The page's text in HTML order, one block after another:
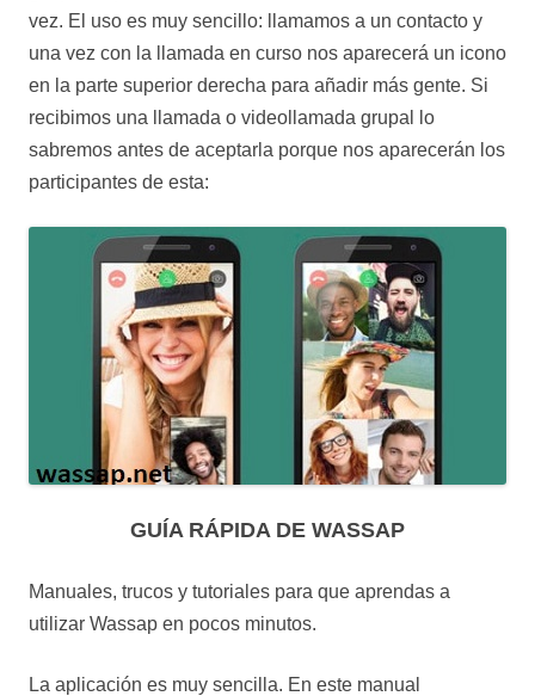
vez. El uso es muy sencillo: llamamos a un contacto y
una vez con la llamada en curso nos aparecerá un icono
en la parte superior derecha para añadir más gente. Si
recibimos una llamada o videollamada grupal lo
sabremos antes de aceptarla porque nos aparecerán los
participantes de esta:
GUÍA RÁPIDA DE WASSAP
Manuales, trucos y tutoriales para que aprendas a
utilizar Wassap en pocos minutos.
La aplicación es muy sencilla. En este manual